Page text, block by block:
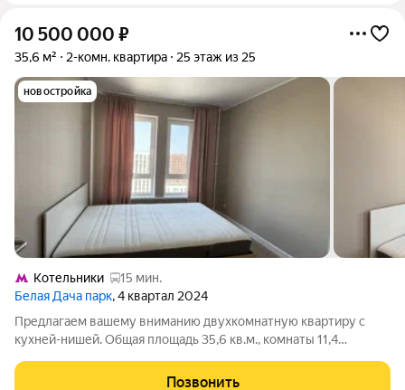
10 500 000 ₽
35,6 м² 2-комн. квартира 25 этаж из 25
новостройка
Котельники
15 мин.
Белая Дача парк, 4 квартал 2024
Предлагаем вашему вниманию двухкомнатную квартиру с
кухней-нишей. Общая площадь 35,6 кв.м., комнаты 11,4
Квартира в идеальном состоянии («заезжай и живи»), после
Позвонить